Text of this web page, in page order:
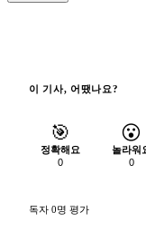
이 기사, 어땠나요?
🎯
정확해요
0
😮
놀라워
0
독자 0명 평가